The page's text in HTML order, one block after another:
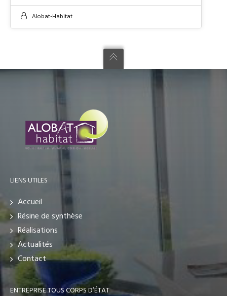
Alobat-Habitat
LIENS UTILES
Accueil
Résine de synthèse
Réalisations
Actualités
Contact
ENTREPRISE TOUS CORPS D’ÉTAT